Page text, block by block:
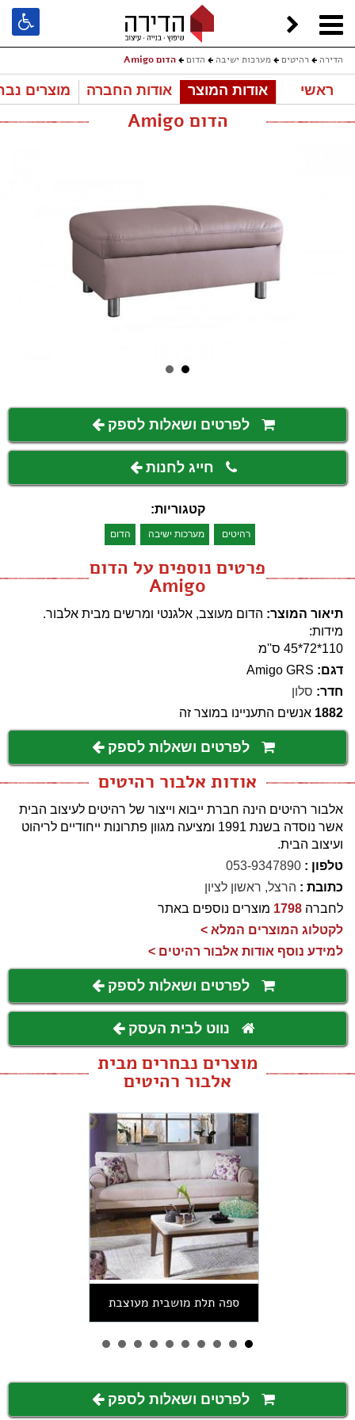
הדירה רהיטים מערכות ישיבה הדום הדום Amigo
ראשי אודות המוצר אודות החברה מוצרים
הדום Amigo
לפרטים ושאלות לספק
חייג לחנות
קטגוריות:
רהיטים מערכות ישיבה הדום
פרטים נוספים על הדום
Amigo
תיאור המוצר: הדום מעוצב, אלגנטי ומרשים מבית אלבור.
מידות:
110*72*45 ס''מ
דגם: Amigo GRS
חדר: סלון
1882 אנשים התעניינו במוצר זה
לפרטים ושאלות לספק
אודות אלבור רהיטים
אלבור רהיטים הינה חברת ייבוא וייצור של רהיטים לעיצוב הבית
אשר נוסדה בשנת 1991 ומציעה מגוון פתרונות ייחודיים לריהוט
ועיצוב הבית.
טלפון : 053-9347890
כתובת : הרצל, ראשון לציון
לחברה 1798 מוצרים נוספים באתר
לקטלוג המוצרים המלא >
למידע נוסף אודות אלבור רהיטים >
לפרטים ושאלות לספק
נווט לבית העסק
מוצרים נבחרים מבית
אלבור רהיטים
ספה תלת מושבית מעוצבת
לפרטים ושאלות לספק